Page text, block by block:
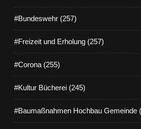
#Bundeswehr (257)
#Freizeit und Erholung (257)
#Corona (255)
#Kultur Bücherei (245)
#Baumaßnahmen Hochbau Gemeinde